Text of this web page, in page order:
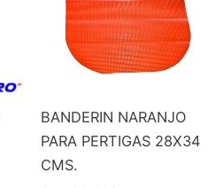
BANDERIN NARANJO
PARA PERTIGAS 28X34
CMS.